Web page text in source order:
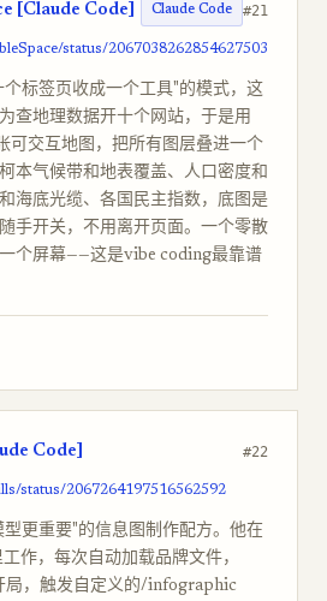
[Claude Code] Claude Code #21
status/2067038262854627503
标签页收成一个工具"的模式，这
查地理数据开十个网站，于是用
可交互地图，把所有图层叠进一个
本气候带和地表覆盖、人口密度和
海底光缆、各国民主指数，底图是
手开关，不用离开页面。一个零散
个屏幕——这是vibe coding最靠谱
Code] #22
status/2067264197516562592
更重要"的信息图制作配方。他在
作，每次自动加载品牌文件，
局，触发自定义的/infographic